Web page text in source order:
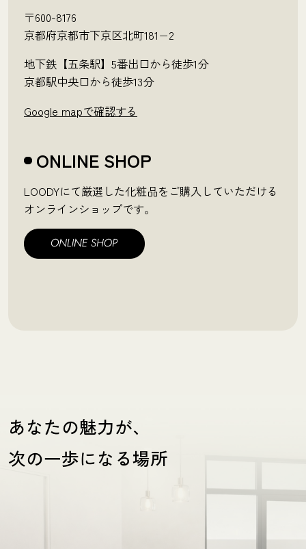
〒600-8176
京都府京都市下京区北町181−2
地下鉄【五条駅】5番出口から徒歩1分
京都駅中央口から徒歩13分
Google mapで確認する
ONLINE SHOP
LOODYにて厳選した化粧品をご購入していただける
オンラインショップです。
あなたの魅力が、
次の一歩になる場所